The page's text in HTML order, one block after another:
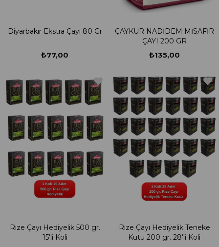
Diyarbakır Ekstra Çayı 80 Gr
₺77,00
ÇAYKUR NADİDEM MİSAFİR
ÇAYI 200 GR
₺135,00
Rize Çayı Hediyelik 500 gr.
15'li Koli
Rize Çayı Hediyelik Teneke
Kutu 200 gr. 28'li Koli